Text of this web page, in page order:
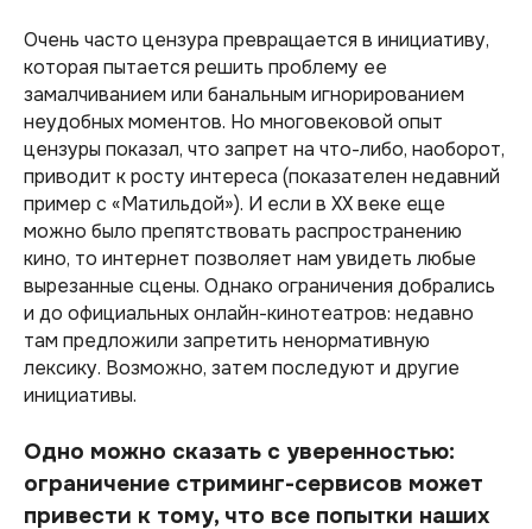
Очень часто цензура превращается в инициативу,
которая пытается решить проблему ее
замалчиванием или банальным игнорированием
неудобных моментов. Но многовековой опыт
цензуры показал, что запрет на что-либо, наоборот,
приводит к росту интереса (показателен недавний
пример с «Матильдой»). И если в ХХ веке еще
можно было препятствовать распространению
кино, то интернет позволяет нам увидеть любые
вырезанные сцены. Однако ограничения добрались
и до официальных онлайн-кинотеатров: недавно
там предложили запретить ненормативную
лексику. Возможно, затем последуют и другие
инициативы.
Одно можно сказать с уверенностью:
ограничение стриминг-сервисов может
привести к тому, что все попытки наших